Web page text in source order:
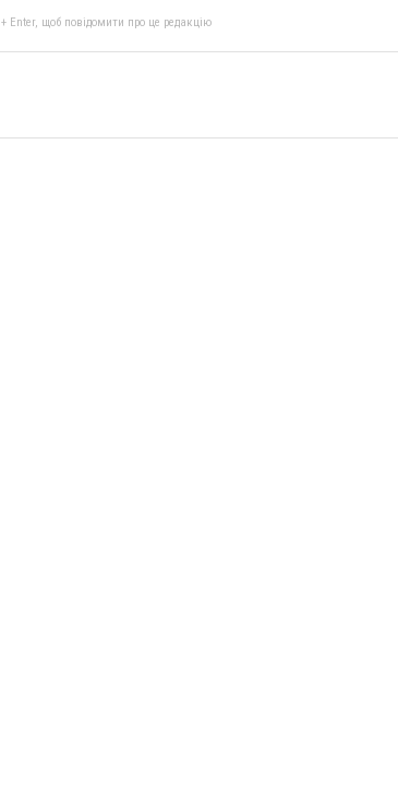
Enter, щоб повідомити про це редакцію